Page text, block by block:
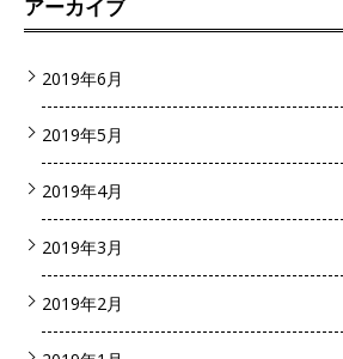
アーカイブ
2019年6月
2019年5月
2019年4月
2019年3月
2019年2月